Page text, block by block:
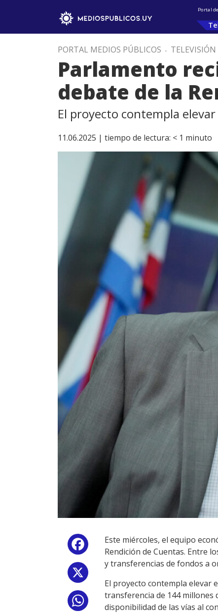
Portal
PORTAL MEDIOS PÚBLICOS . TELEVISIÓN
Parlamento
debate de la
El proyecto contempla
11.06.2025 | tiempo de lectura: < 1 minuto
Facebook
WhatsApp
Este miércoles, el equipo
Rendición de Cuentas. Entre
y transferencias de fondos a
El proyecto contempla elevar
transferencia de 144 millones
disponibilidad de las vías al